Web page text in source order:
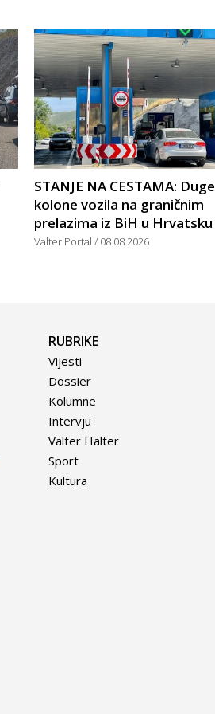
STANJE NA CESTAMA: Duge
kolone vozila na graničnim
prelazima iz BiH u Hrvatsku
Valter Portal 08.08.2026
RUBRIKE
Vijesti
Dossier
Kolumne
Intervju
Valter Halter
Sport
Kultura